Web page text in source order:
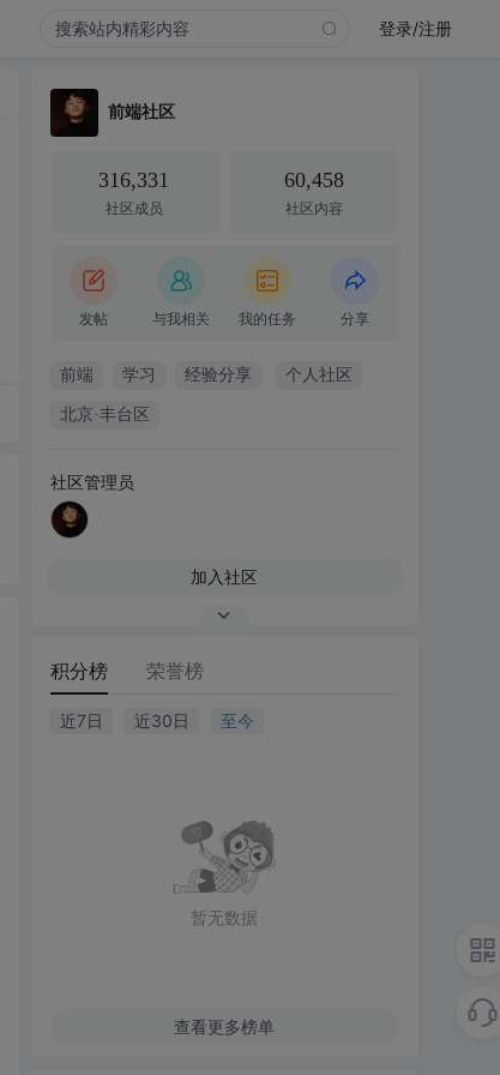
登录/注册
前端社区
316,331
社区成员
60,458
社区内容
发帖 与我相关 我的任务 分享
前端 学习 经验分享 个人社区
北京·丰台区
社区管理员
加入社区
积分榜 荣誉榜
近7日 近30日 至今
暂无数据
查看更多榜单